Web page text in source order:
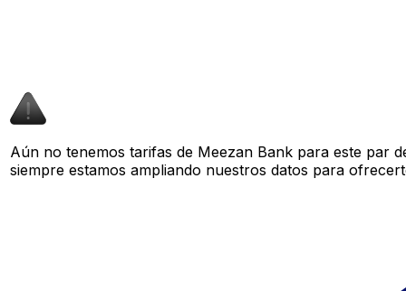
Aún no tenemos tarifas de Meezan Bank para este par
siempre estamos ampliando nuestros datos para